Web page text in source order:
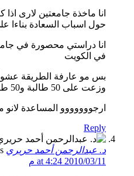
انا ماخذة جامعتين لارى
حول اسباب السعادة بناءا
انا دراستي محصورة في
في الكويت
بس مو عارفة الطريقة
وزعت على 50 طالبة و50 طالب في كل جامعة من الجامعتين
ارجووووووو المساعدة
Reply
د. عبدالرحمن أحمد حريري
2010/03/11 at 4:24 م